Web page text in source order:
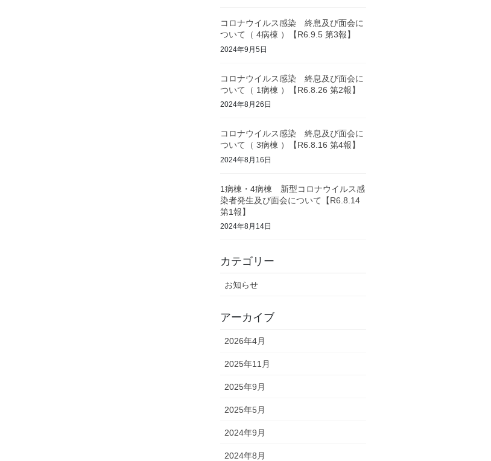
コロナウイルス感染 終息及び面会に
ついて（ 4病棟 ）【R6.9.5 第3報】
2024年9月5日
コロナウイルス感染 終息及び面会に
ついて（ 1病棟 ）【R6.8.26 第2報】
2024年8月26日
コロナウイルス感染 終息及び面会に
ついて（ 3病棟 ）【R6.8.16 第4報】
2024年8月16日
1病棟・4病棟 新型コロナウイルス感
染者発生及び面会について【R6.8.14
第1報】
2024年8月14日
カテゴリー
お知らせ
アーカイブ
2026年4月
2025年11月
2025年9月
2025年5月
2024年9月
2024年8月